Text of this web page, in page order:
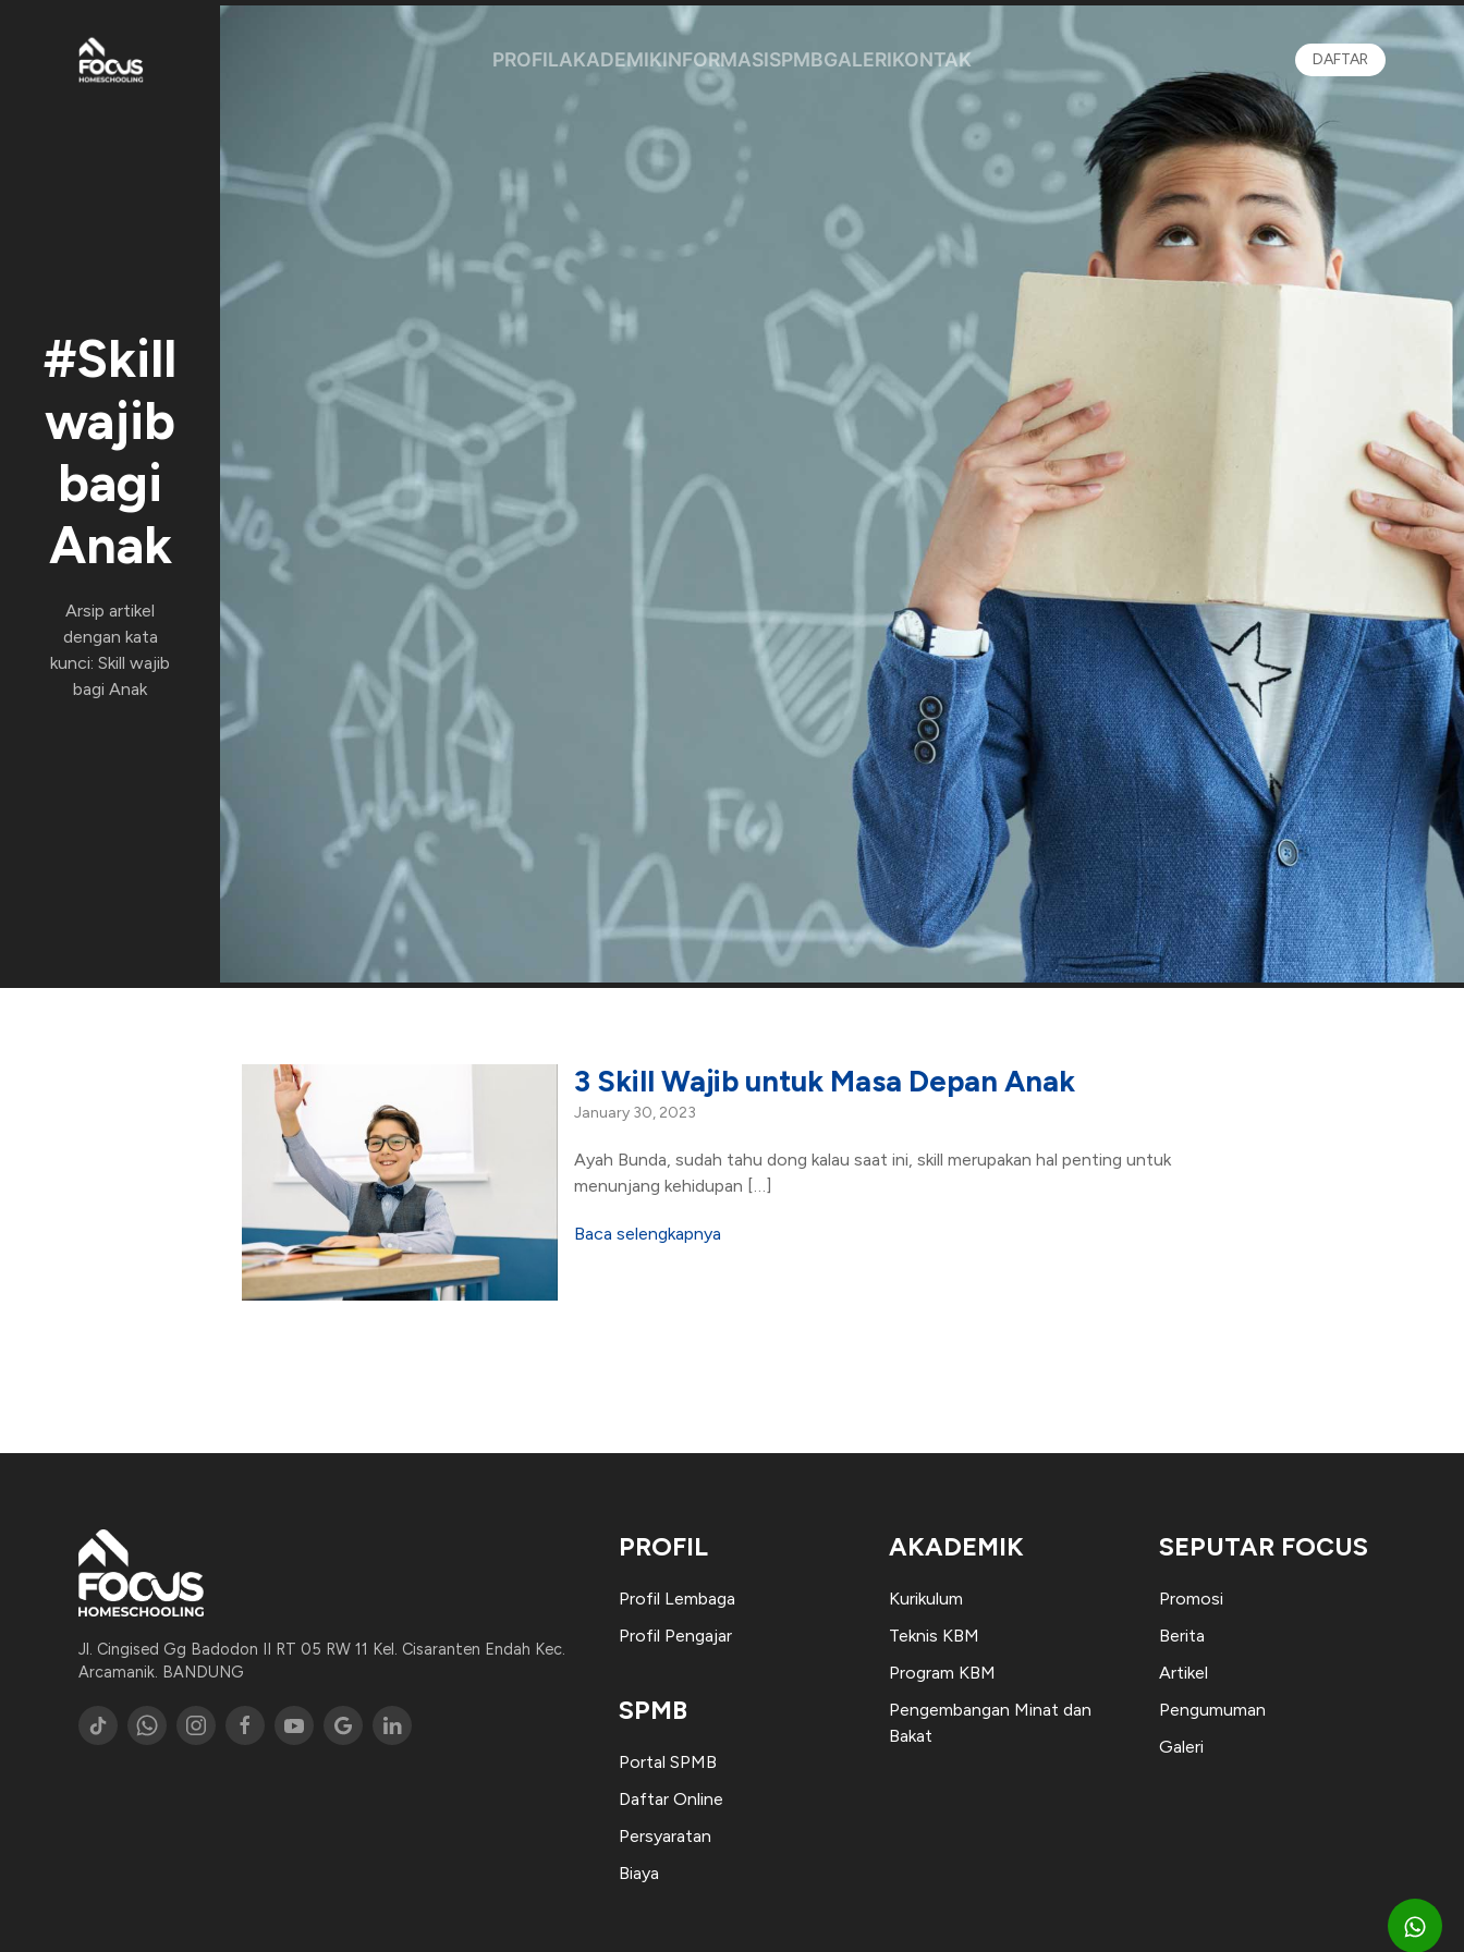
PROFILAKADEMIKINFORMASISPMBGALERIKONTAK DAFTAR
#Skill
wajib
bagi
Anak
Arsip artikel
dengan kata
kunci: Skill wajib
bagi Anak
3 Skill Wajib untuk Masa Depan Anak
January 30, 2023
Ayah Bunda, sudah tahu dong kalau saat ini, skill merupakan hal penting untuk
menunjang kehidupan […]
Baca selengkapnya
Jl. Cingised Gg Badodon II RT 05 RW 11 Kel. Cisaranten Endah Kec.
Arcamanik. BANDUNG
PROFIL
Profil Lembaga
Profil Pengajar
SPMB
Portal SPMB
Daftar Online
Persyaratan
Biaya
AKADEMIK
Kurikulum
Teknis KBM
Program KBM
Pengembangan Minat dan
Bakat
SEPUTAR FOCUS
Promosi
Berita
Artikel
Pengumuman
Galeri